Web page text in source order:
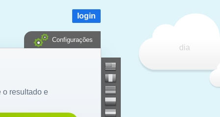
dia
login
Configurações
o resultado e